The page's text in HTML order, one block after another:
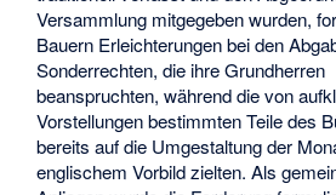
Versammlung mitgegeben wurden,
Bauern Erleichterungen bei den
Sonderrechten, die ihre Grundherren
beanspruchten, während die von
Vorstellungen bestimmten Teile des
bereits auf die Umgestaltung der
englischem Vorbild zielten. Als